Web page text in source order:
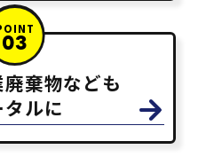
03
棄物なども
タルに